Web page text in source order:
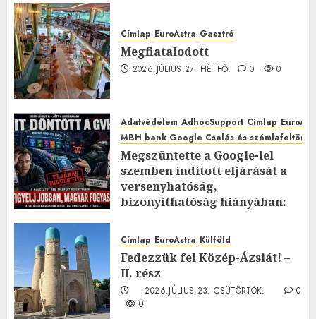
Címlap EuroAstra Gasztró
Megfiatalodott
2026.JÚLIUS.27. HÉTFŐ. 0 0
Adatvédelem AdhocSupport Címlap
MBH bank Google Csalás és
Megszüntette a Google-lel
szemben indított eljárását a
versenyhatóság,
bizonyíthatóság hiányában:
2026.JÚLIUS.23. CSÜTÖRTÖK.
0
Címlap EuroAstra Külföld
Fedezzük fel Közép-Ázsiát! –
II. rész
2026.JÚLIUS.23. CSÜTÖRTÖK.
0
0